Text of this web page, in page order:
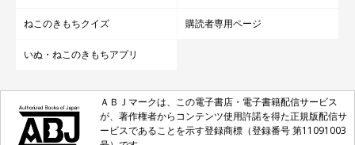
ねこのきもちクイズ 購読者専用ページ
いぬ・ねこのきもちアプリ
ＡＢＪマークは、この電子書店・電子書籍配信サービス
が、著作権者からコンテンツ使用許諾を得た正規版配信サ
ービスであることを示す登録商標（登録番号 第11091003